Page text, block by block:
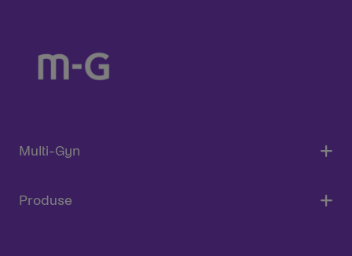
Multi-Gyn
Produse